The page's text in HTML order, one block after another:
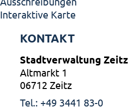
Interaktive Karte
KONTAKT
Stadtverwaltung Zeitz
Altmarkt 1
06712 Zeitz
Tel.: +49 3441 83-0